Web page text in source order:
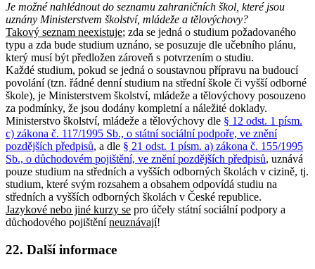
Je možné nahlédnout do seznamu zahraničních škol, které jsou
uznány Ministerstvem školství, mládeže a tělovýchovy?
Takový seznam neexistuje; zda se jedná o studium požadovaného
typu a zda bude studium uznáno, se posuzuje dle učebního plánu,
který musí být předložen zároveň s potvrzením o studiu.
Každé studium, pokud se jedná o soustavnou přípravu na budoucí
povolání (tzn. řádné denní studium na střední škole či vyšší odborné
škole), je Ministerstvem školství, mládeže a tělovýchovy posouzeno
za podmínky, že jsou dodány kompletní a náležité doklady.
Ministerstvo školství, mládeže a tělovýchovy dle § 12 odst. 1 písm.
c) zákona č. 117/1995 Sb., o státní sociální podpoře, ve znění
pozdějších předpisů, a dle § 21 odst. 1 písm. a) zákona č. 155/1995
Sb., o důchodovém pojištění, ve znění pozdějších předpisů, uznává
pouze studium na středních a vyšších odborných školách v cizině, tj.
studium, které svým rozsahem a obsahem odpovídá studiu na
středních a vyšších odborných školách v České republice.
Jazykové nebo jiné kurzy se pro účely státní sociální podpory a
důchodového pojištěníneuznávají!
22. Další informace